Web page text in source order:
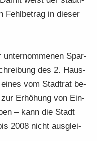
Fehl­be­trag in die­ser
un­ter­nom­me­nen Spar­
des 2. Haus­
vom Stadt­rat be­
Er­hö­hung von Ein­
– kann die Stadt
2008 nicht aus­glei­